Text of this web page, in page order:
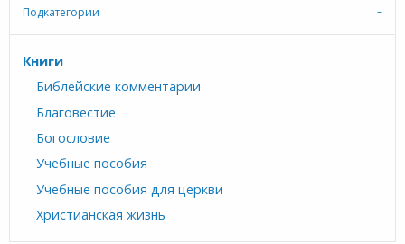
Подкатегории
Книги
Библейские комментарии
Благовестие
Богословие
Учебные пособия
Учебные пособия для церкви
Христианская жизнь